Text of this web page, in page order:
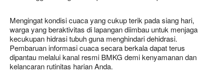
Mengingat kondisi cuaca yang cukup terik pada siang hari,
warga yang beraktivitas di lapangan diimbau untuk menjaga
kecukupan hidrasi tubuh guna menghindari dehidrasi.
Pembaruan informasi cuaca secara berkala dapat terus
dipantau melalui kanal resmi BMKG demi kenyamanan dan
kelancaran rutinitas harian Anda.